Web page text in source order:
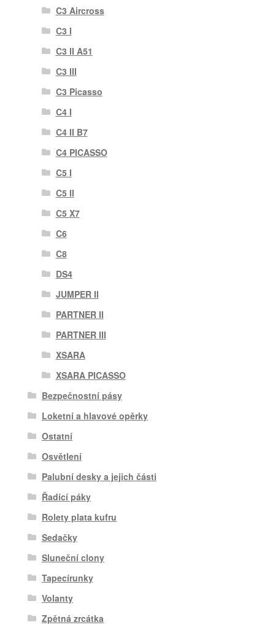
C3 Aircross
C3 I
C3 II A51
C3 III
C3 Picasso
C4 I
C4 II B7
C4 PICASSO
C5 I
C5 II
C5 X7
C6
C8
DS4
JUMPER II
PARTNER II
PARTNER III
XSARA
XSARA PICASSO
Bezpečnostní pásy
Loketní a hlavové opěrky
Ostatní
Osvětlení
Palubní desky a jejich části
Řadící páky
Rolety plata kufru
Sedačky
Sluneční clony
Tapecírunky
Volanty
Zpětná zrcátka